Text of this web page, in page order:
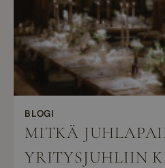
BLOGI
MITKÄ
YRITYSJUHLIIN